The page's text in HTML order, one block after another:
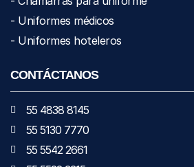
- Uniformes médicos
- Uniformes hoteleros
CONTÁCTANOS
55 4838 8145
55 5130 7770
55 5542 2661